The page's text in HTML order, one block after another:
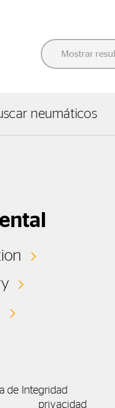
Mostrar
neumáticos
de Integridad
privacidad